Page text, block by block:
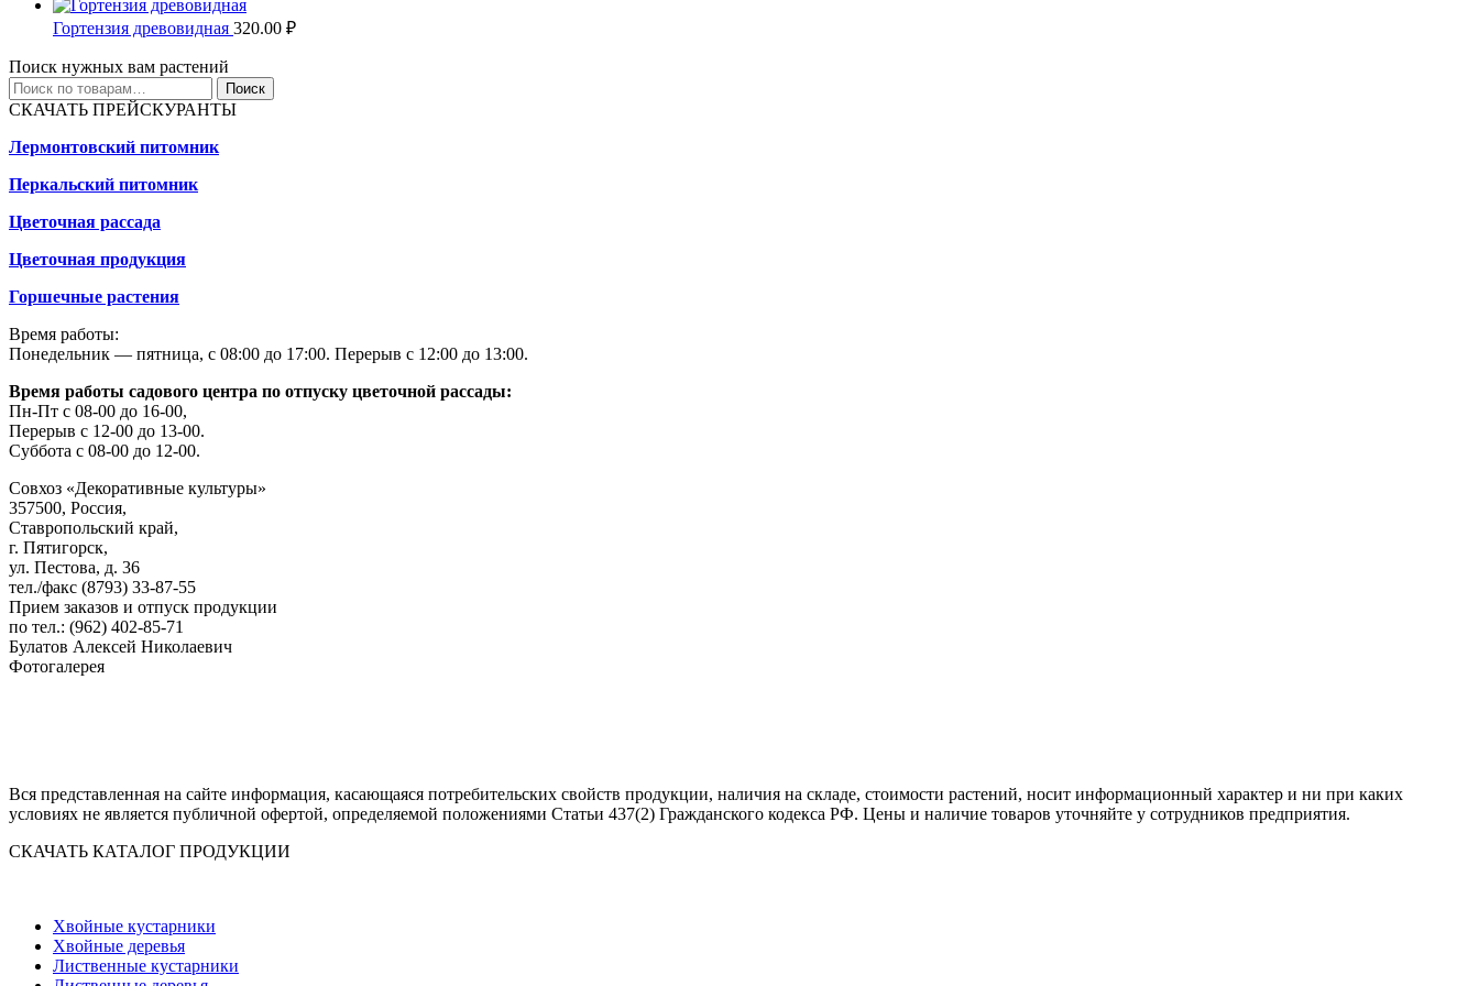
Гортензия древовидная 320.00 ₽
Поиск нужных вам растений
Искать:
Поиск
СКАЧАТЬ ПРЕЙСКУРАНТЫ
Лермонтовский питомник
Перкальский питомник
Цветочная рассада
Цветочная продукция
Горшечные растения
Время работы:
Понедельник — пятница, с 08:00 до 17:00. Перерыв с 12:00 до 13:00.
Время работы садового центра по отпуску цветочной рассады:
Пн-Пт с 08-00 до 16-00,
Перерыв с 12-00 до 13-00.
Суббота с 08-00 до 12-00.
Совхоз «Декоративные культуры»
357500, Россия,
Ставропольский край,
г. Пятигорск,
ул. Пестова, д. 36
тел./факс (8793) 33-87-55
Прием заказов и отпуск продукции
по тел.: (962) 402-85-71
Булатов Алексей Николаевич
Фотогалерея
Вся представленная на сайте информация, касающаяся потребительских свойств продукции, наличия на складе, стоимости растений, носит информационный характер и ни при каких
условиях не является публичной офертой, определяемой положениями Статьи 437(2) Гражданского кодекса РФ. Цены и наличие товаров уточняйте у сотрудников предприятия.
СКАЧАТЬ КАТАЛОГ ПРОДУКЦИИ
Хвойные кустарники
Хвойные деревья
Лиственные кустарники